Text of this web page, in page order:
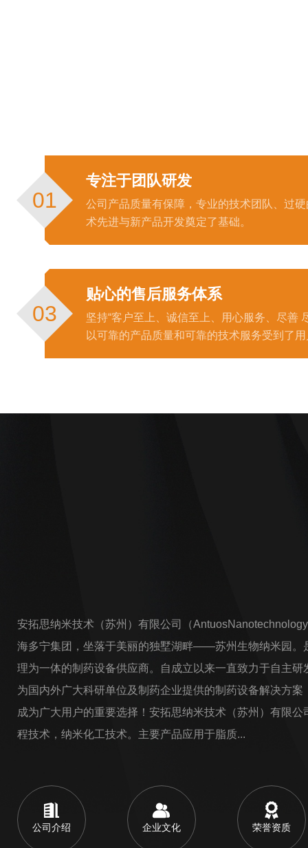
01
专注于团队研发
公司产品质量有保障，专业的技术团队、过
术先进与新产品开发奠定了基础。
03
贴心的售后服务体系
坚持“客户至上、诚信至上、用心服务、尽善
以可靠的产品质量和可靠的技术服务受到了
安拓思纳米技术（苏州）有限公司（
海多宁集团，坐落于美丽的独墅湖畔——苏州生物纳米园。
理为一体的制药设备供应商。自成立以来一直致力于自主
为国内外广大科研单位及制药企业提供的制药设备解决方
成为广大用户的重要选择！安拓思纳米技术（苏州）有限
程技术，纳米化工技术。主要产品应用于脂质...
公司介绍 企业文化 荣誉资质